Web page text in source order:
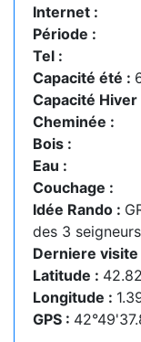
Internet :
Période :
Tel :
Capacité été :
Capacité Hiver
Cheminée :
Bois :
Eau :
Couchage :
Idée Rando :
des 3
Derniere visite
Latitude :
Longitude :
GPS :